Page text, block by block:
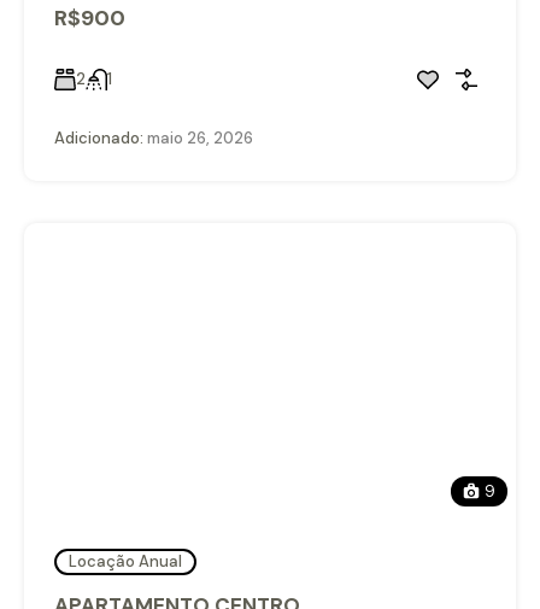
R$900
2 1
Adicionado: maio 26, 2026
9
Locação Anual